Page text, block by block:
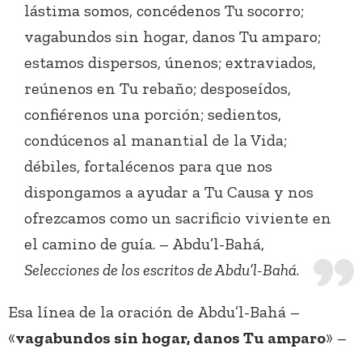
lástima somos, concédenos Tu socorro;
vagabundos sin hogar, danos Tu amparo;
estamos dispersos, únenos; extraviados,
reúnenos en Tu rebaño; desposeídos,
confiérenos una porción; sedientos,
condúcenos al manantial de la Vida;
débiles, fortalécenos para que nos
dispongamos a ayudar a Tu Causa y nos
ofrezcamos como un sacrificio viviente en
el camino de guía. – Abdu’l-Bahá,
Selecciones de los escritos de Abdu’l-Bahá.
Esa línea de la oración de Abdu’l-Bahá –
«vagabundos sin hogar, danos Tu amparo» –